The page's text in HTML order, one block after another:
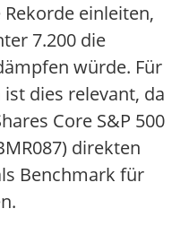
einleiten,
7.200 die
würde. Für
dies relevant, da
Core S&P 500
direkten
Benchmark für